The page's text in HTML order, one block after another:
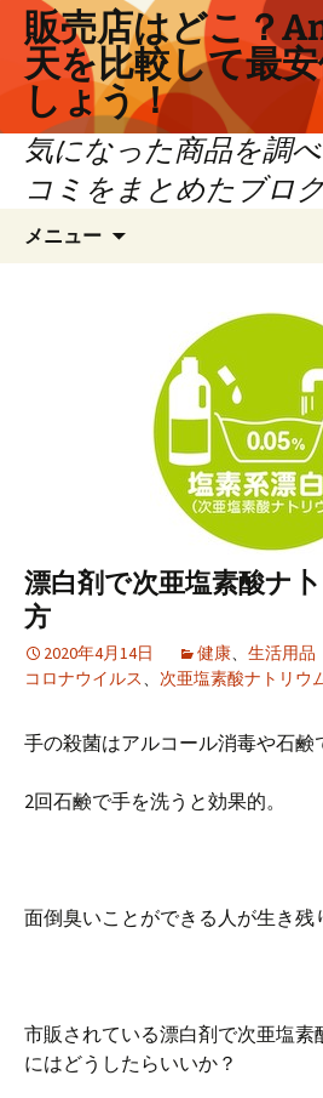
ツ
販売店はどこ？
天を比較して最
しょう！
気になった商品を調
コミをまとめたブログ
メニュー
漂白剤で次亜塩素酸ナ
方
2020年4月14日 健康、 生活用品
コロナウイルス、 次亜塩素酸ナトリウ
手の殺菌はアルコール消毒や石鹸
2回石鹸で手を洗うと効果的。
面倒臭いことができる人が生き残
市販されている漂白剤で次亜塩素
にはどうしたらいいか？